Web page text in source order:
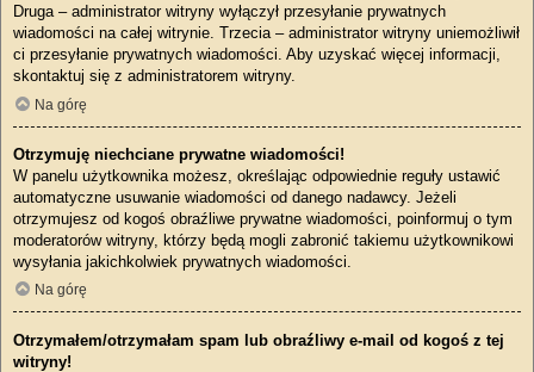
Druga – administrator witryny wyłączył przesyłanie prywatnych
wiadomości na całej witrynie. Trzecia – administrator witryny uniemożliwił
ci przesyłanie prywatnych wiadomości. Aby uzyskać więcej informacji,
skontaktuj się z administratorem witryny.
Na górę
Otrzymuję niechciane prywatne wiadomości!
W panelu użytkownika możesz, określając odpowiednie reguły ustawić
automatyczne usuwanie wiadomości od danego nadawcy. Jeżeli
otrzymujesz od kogoś obraźliwe prywatne wiadomości, poinformuj o tym
moderatorów witryny, którzy będą mogli zabronić takiemu użytkownikowi
wysyłania jakichkolwiek prywatnych wiadomości.
Na górę
Otrzymałem/otrzymałam spam lub obraźliwy e-mail od kogoś z tej
witryny!